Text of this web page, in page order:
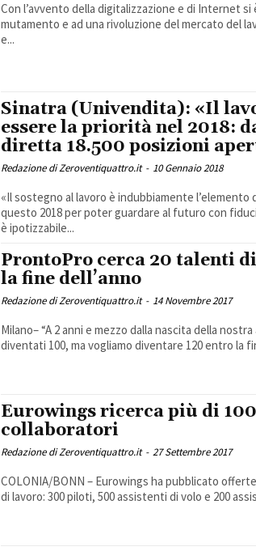
Con l’avvento della digitalizzazione e di Internet si
mutamento e ad una rivoluzione del mercato del
e...
Sinatra (Univendita): «Il
essere la priorità nel 2018:
diretta 18.500 posizioni
Redazione di Zeroventiquattro.it - 10 Gennaio 2018
«Il sostegno al lavoro è indubbiamente l’elemento
questo 2018 per poter guardare al futuro con
è ipotizzabile...
ProntoPro cerca 20 talenti
la fine dell’anno
Redazione di Zeroventiquattro.it - 14 Novembre 2017
Milano– “A 2 anni e mezzo dalla nascita della
diventati 100, ma vogliamo diventare 120 entro la
Eurowings ricerca più di
collaboratori
Redazione di Zeroventiquattro.it - 27 Settembre 2017
COLONIA/BONN – Eurowings ha pubblicato
di lavoro: 300 piloti, 500 assistenti di volo e 200